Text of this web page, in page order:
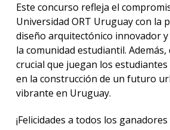
Este concurso refleja el
Universidad ORT Uruguay con la
diseño arquitectónico innovador
la comunidad estudiantil. Además,
crucial que juegan los
en la construcción de un futuro
vibrante en Uruguay.
¡Felicidades a todos los